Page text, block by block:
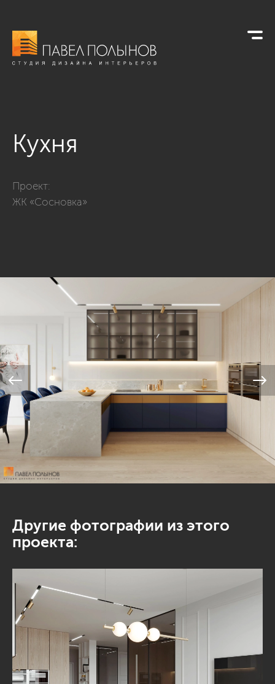
Кухня
Проект:
ЖК «Сосновка»
Другие фотографии из этого
проекта: